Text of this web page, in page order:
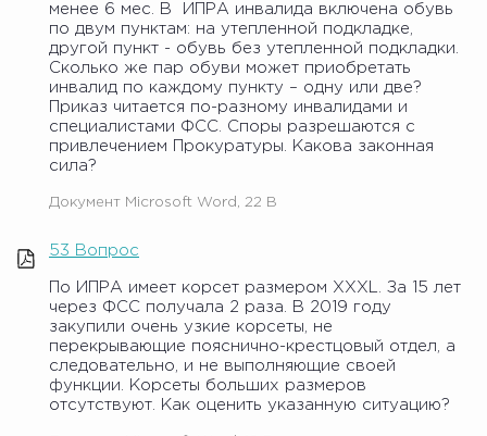
менее 6 мес. В ИПРА инвалида включена обувь
по двум пунктам: на утепленной подкладке,
другой пункт - обувь без утепленной подкладки.
Сколько же пар обуви может приобретать
инвалид по каждому пункту – одну или две?
Приказ читается по-разному инвалидами и
специалистами ФСС. Споры разрешаются с
привлечением Прокуратуры. Какова законная
сила?
Документ Microsoft Word, 22 B
53 Вопрос
По ИПРА имеет корсет размером XXXL. За 15 лет
через ФСС получала 2 раза. В 2019 году
закупили очень узкие корсеты, не
перекрывающие пояснично-крестцовый отдел, а
следовательно, и не выполняющие своей
функции. Корсеты больших размеров
отсутствуют. Как оценить указанную ситуацию?